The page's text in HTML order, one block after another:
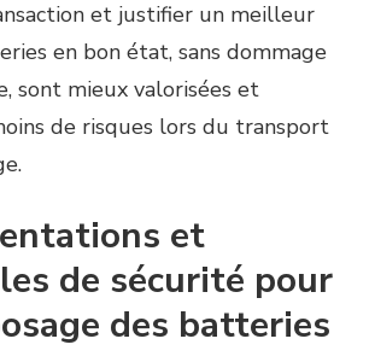
et justifier un meilleur
en bon état, sans dommage
sont mieux valorisées et
de risques lors du transport
et
de sécurité pour
des batteries